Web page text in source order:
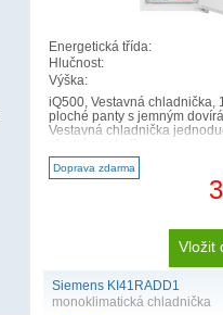
Energetická třída:
Hlučnost:
Výška:
iQ500, Vestavná chladnička,
ploché panty s jemným
Vestavná chladnička
Doprava zdarma
Vložit
Siemens KI41RADD1
monoklimatická chladnička